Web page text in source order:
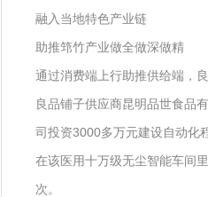
融入当地特色产业链
助推筇竹产业做全做深做精
通过消费端上行助推供给端，
良品铺子供应商昆明品世食品
司投资3000多万元建设自动化
在该医用十万级无尘智能车间
次。